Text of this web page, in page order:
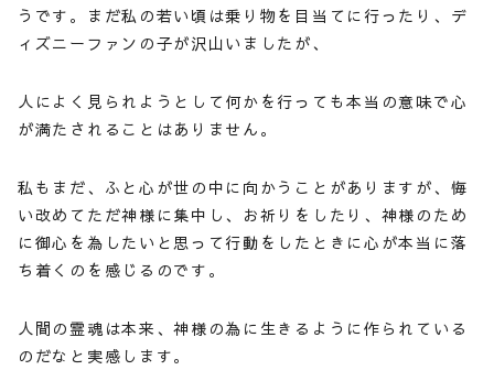
うです。まだ私の若い頃は乗り物を目当てに行ったり、デ
ィズニーファンの子が沢山いましたが、
人によく見られようとして何かを行っても本当の意味で心
が満たされることはありません。
私もまだ、ふと心が世の中に向かうことがありますが、悔
い改めてただ神様に集中し、お祈りをしたり、神様のため
に御心を為したいと思って行動をしたときに心が本当に落
ち着くのを感じるのです。
人間の霊魂は本来、神様の為に生きるように作られている
のだなと実感します。